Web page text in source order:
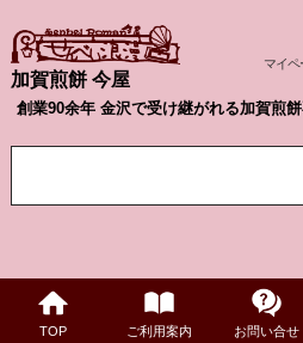
加賀煎餅 今屋
創業90余年 金沢で受け継がれる加賀煎
マイペ
TOP ご利用案内 お問い合せ